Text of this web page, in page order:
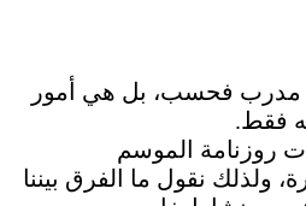
مدرب فحسب، بل هي أمور
فقط.
روزنامة الموسم
ولذلك نقول ما الفرق بيننا